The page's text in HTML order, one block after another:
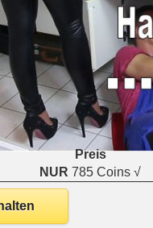
Preis
NUR 785 Coins √